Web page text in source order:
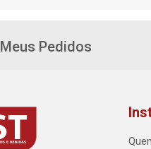
Meus Pedidos